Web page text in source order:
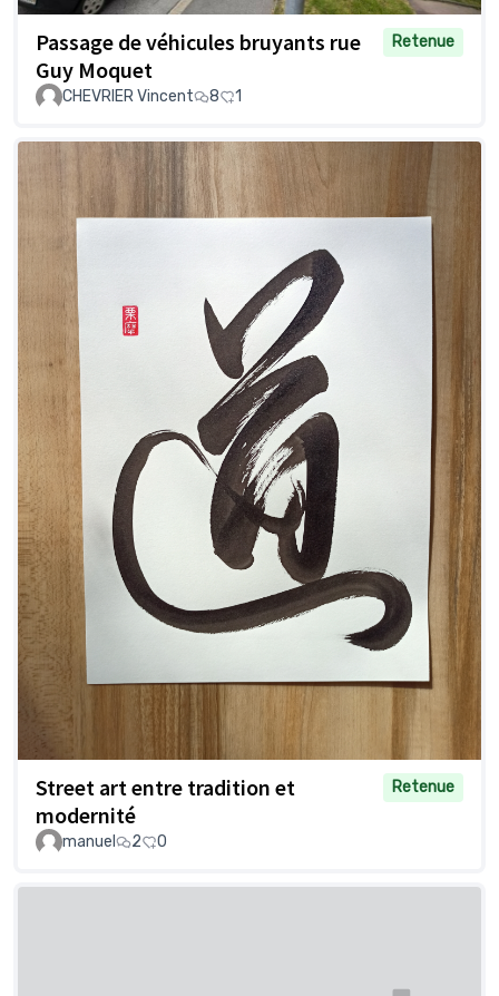
Passage de véhicules bruyants rue
Guy Moquet
Retenue
CHEVRIER Vincent 8 1
Street art entre tradition et
modernité
Retenue
manuel 2 0